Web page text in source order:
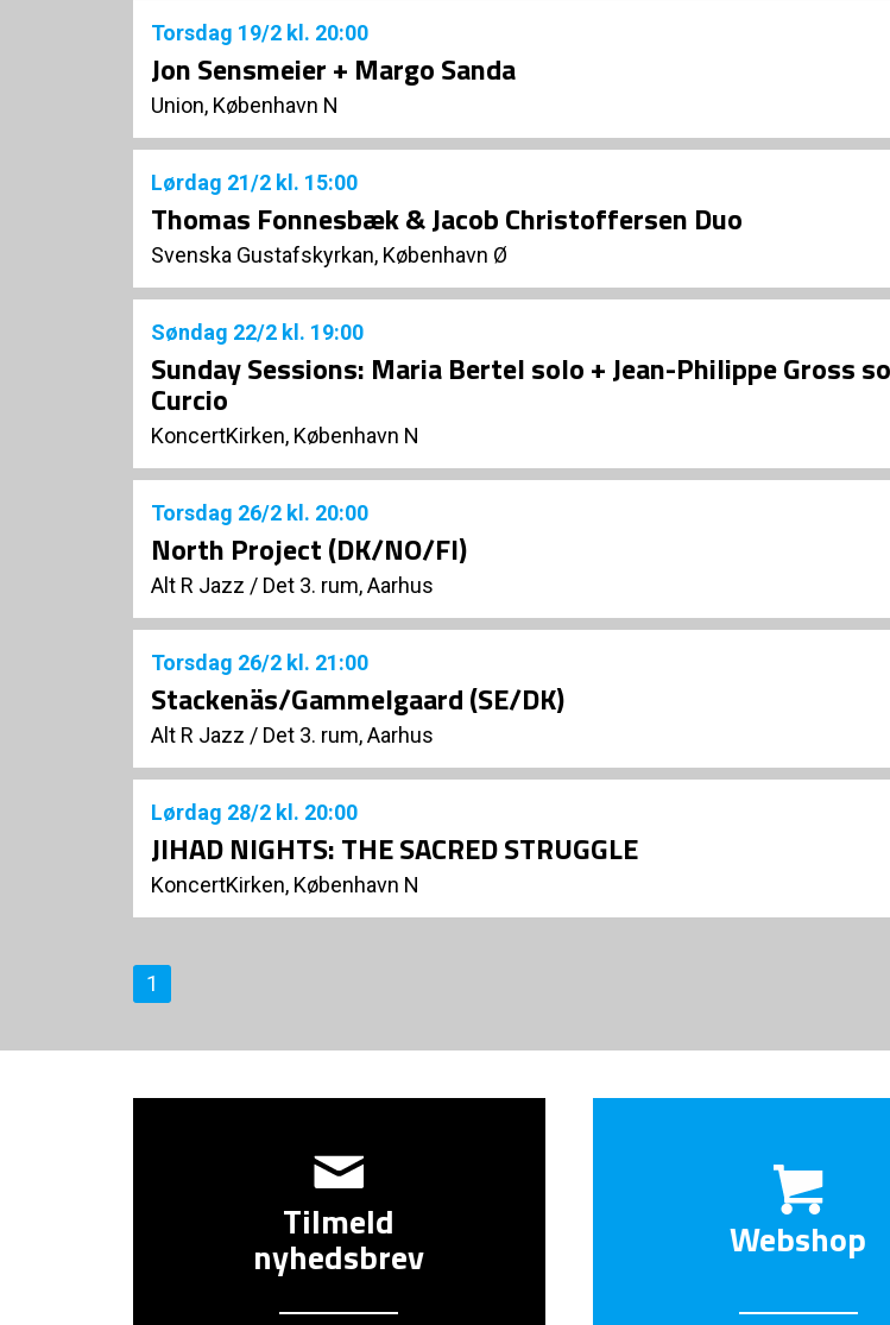
Torsdag 19/2 kl. 20:00
Jon Sensmeier + Margo Sanda
Union, København N
Lørdag 21/2 kl. 15:00
Thomas Fonnesbæk & Jacob Christoffersen Duo
Svenska Gustafskyrkan, København Ø
Søndag 22/2 kl. 19:00
Sunday Sessions: Maria Bertel solo + Jean-Philippe Gross
Curcio
KoncertKirken, København N
Torsdag 26/2 kl. 20:00
North Project (DK/NO/FI)
Alt R Jazz / Det 3. rum, Aarhus
Torsdag 26/2 kl. 21:00
Stackenäs/Gammelgaard (SE/DK)
Alt R Jazz / Det 3. rum, Aarhus
Lørdag 28/2 kl. 20:00
JIHAD NIGHTS: THE SACRED STRUGGLE
KoncertKirken, København N
1
Tilmeld
nyhedsbrev Webshop